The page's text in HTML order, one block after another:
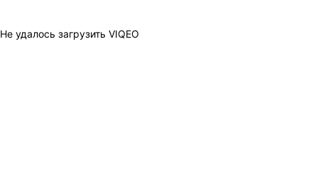
Не удалось загрузить VIQEO